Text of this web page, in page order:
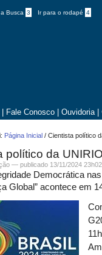
Busca 3 Ir para o rodapé 4
Fale Conosco Ouvidoria
Página Inicial /Cientista político
político da
—publicado 13/11/2024
Democrática
Global” acontece em